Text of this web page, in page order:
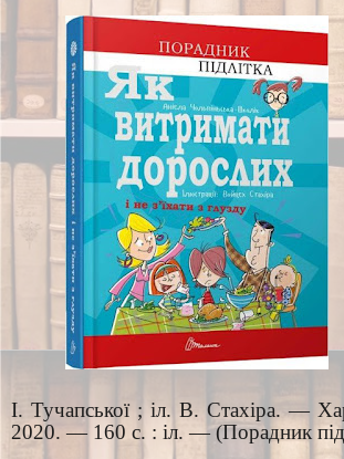
І. Тучапської ; іл. В. Стахіра. —
2020. — 160 с. : іл. — (Порадник